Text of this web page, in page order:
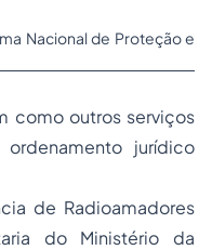
Nacional de Proteção e
como outros serviços
jurídico
de Radioamadores
do Ministério da